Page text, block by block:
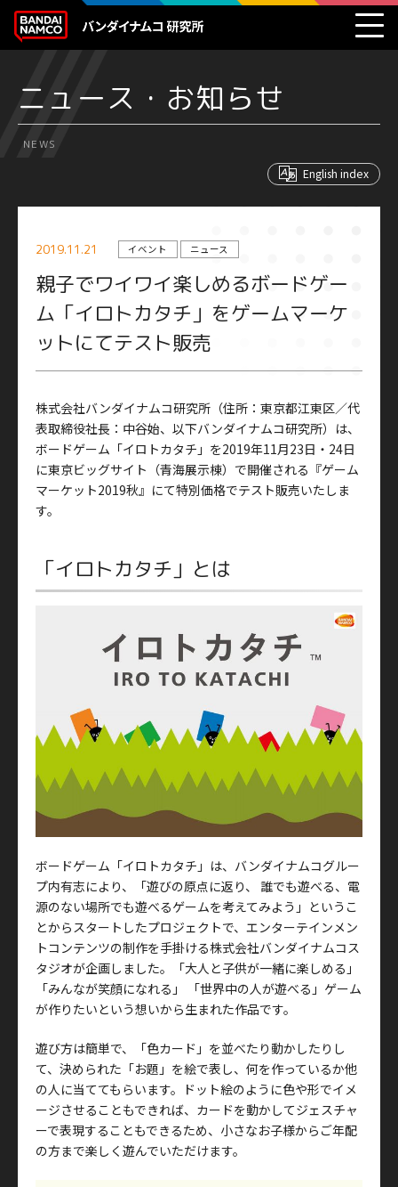
ニュース・お知らせ
NEWS
English index
2019.11.21 イベント ニュース
親子でワイワイ楽しめるボードゲー
ム「イロトカタチ」をゲームマーケ
ットにてテスト販売
株式会社バンダイナムコ研究所（住所：東京都江東区／代
表取締役社長：中谷始、以下バンダイナムコ研究所）は、
ボードゲーム「イロトカタチ」を2019年11月23日・24日
に東京ビッグサイト（青海展示棟）で開催される『ゲーム
マーケット2019秋』にて特別価格でテスト販売いたしま
す。
「イロトカタチ」とは
ボードゲーム「イロトカタチ」は、バンダイナムコグルー
プ内有志により、「遊びの原点に返り、 誰でも遊べる、電
源のない場所でも遊べるゲームを考えてみよう」というこ
とからスタートしたプロジェクトで、エンターテインメン
トコンテンツの制作を手掛ける株式会社バンダイナムコス
タジオが企画しました。「大人と子供が一緒に楽しめる」
「みんなが笑顔になれる」 「世界中の人が遊べる」ゲーム
が作りたいという想いから生まれた作品です。
遊び方は簡単で、「色カード」を並べたり動かしたりし
て、決められた「お題」を絵で表し、何を作っているか他
の人に当ててもらいます。ドット絵のように色や形でイメ
ージさせることもできれば、カードを動かしてジェスチャ
ーで表現することもできるため、小さなお子様からご年配
の方まで楽しく遊んでいただけます。